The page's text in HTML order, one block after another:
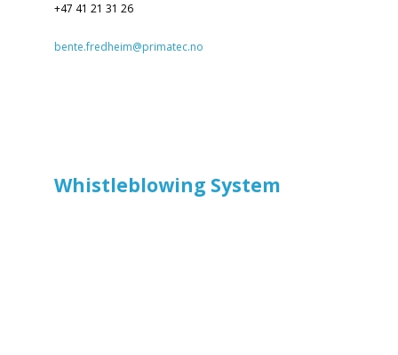
+47 41 21 31 26
bente.fredheim@primatec.no
Whistleblowing System